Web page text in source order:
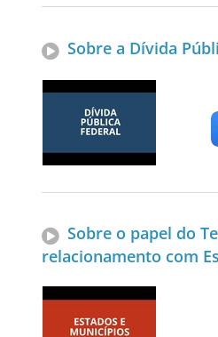
Sobre a Dívida
Sobre o papel do
relacionamento com